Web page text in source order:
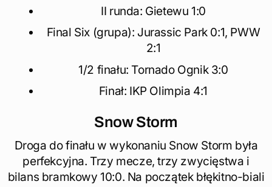
II runda: Gietewu 1:0
Final Six (grupa): Jurassic Park 0:1, PWW
2:1
1/2 finału: Tornado Ognik 3:0
Finał: IKP Olimpia 4:1
Snow Storm
Droga do finału w wykonaniu Snow Storm była
perfekcyjna. Trzy mecze, trzy zwycięstwa i
bilans bramkowy 10:0. Na początek błękitno-biali